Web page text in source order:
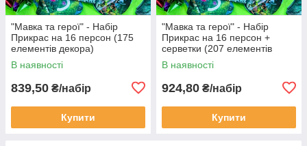
"Мавка та герої" - Набір
Прикрас на 16 персон (175
елементів декора)
В наявності
839,50 ₴/набір
Купити
"Мавка та герої" - Набір
Прикрас на 16 персон +
серветки (207 елементів
декора)
В наявності
924,80 ₴/набір
Купити